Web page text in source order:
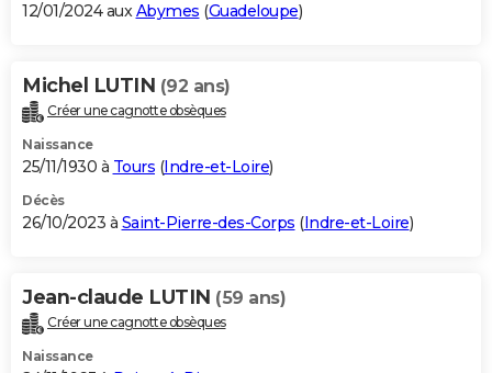
12/01/2024 auxAbymes (Guadeloupe)
Michel LUTIN (92 ans)
Créer une cagnotte obsèques
Naissance
25/11/1930 à Tours (Indre-et-Loire)
Décès
26/10/2023 à Saint-Pierre-des-Corps (Indre-et-Loire)
Jean-claude LUTIN (59 ans)
Créer une cagnotte obsèques
Naissance